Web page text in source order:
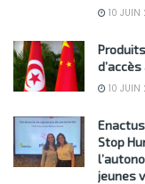
10
10
Stop
jeunes